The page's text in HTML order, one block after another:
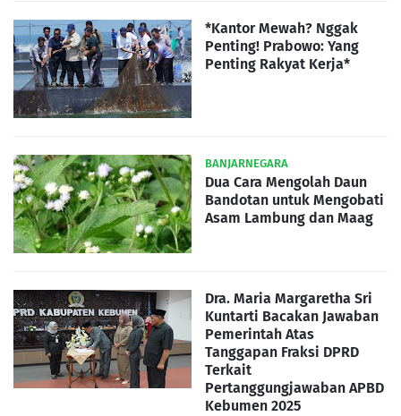
*Kantor Mewah? Nggak
Penting! Prabowo: Yang
Penting Rakyat Kerja*
BANJARNEGARA
Dua Cara Mengolah Daun
Bandotan untuk Mengobati
Asam Lambung dan Maag
Dra. Maria Margaretha Sri
Kuntarti Bacakan Jawaban
Pemerintah Atas
Tanggapan Fraksi DPRD
Terkait
Pertanggungjawaban APBD
Kebumen 2025